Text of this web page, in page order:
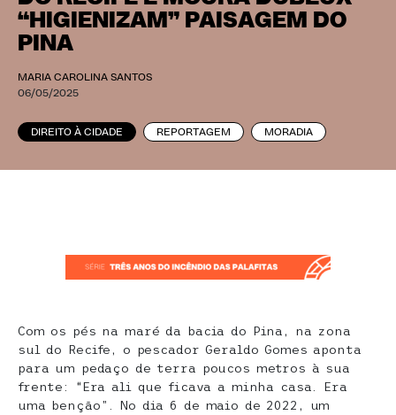
“HIGIENIZAM” PAISAGEM DO
PINA
MARIA CAROLINA SANTOS
06/05/2025
DIREITO À CIDADE REPORTAGEM MORADIA
Com os pés na maré da bacia do Pina, na zona
sul do Recife, o pescador Geraldo Gomes aponta
para um pedaço de terra poucos metros à sua
frente: “Era ali que ficava a minha casa. Era
uma benção”. No dia 6 de maio de 2022, um